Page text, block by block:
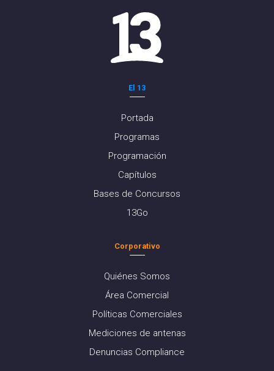
El 13
Portada
Programas
Programación
Capítulos
Bases de Concursos
13Go
Corporativo
Quiénes Somos
Área Comercial
Políticas Comerciales
Mediciones de antenas
Denuncias Compliance